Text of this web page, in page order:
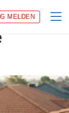
MELDEN